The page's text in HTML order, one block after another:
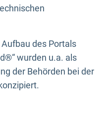
des Portals
wurden u.a. als
der Behörden bei der